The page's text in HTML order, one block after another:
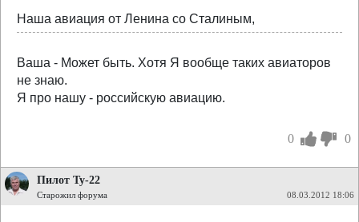
Наша авиация от Ленина со Сталиным,
Ваша - Может быть. Хотя Я вообще таких авиаторов
не знаю.
Я про нашу - российскую авиацию.
0 0
Пилот Ту-22
Старожил форума 08.03.2012 18:06